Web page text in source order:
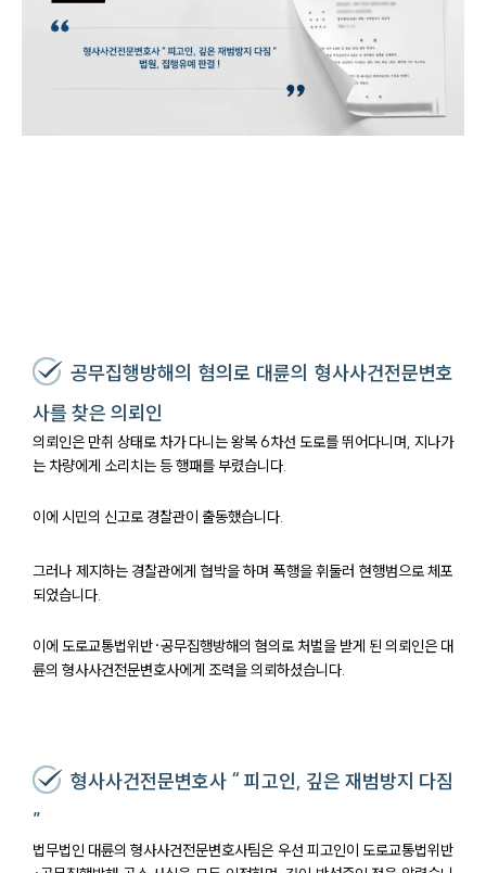
공무집행방해의 혐의로 대륜의 형사사건전문변호
사를 찾은 의뢰인
의뢰인은 만취 상태로 차가 다니는 왕복 6차선 도로를 뛰어다니며, 지나가
는 차량에게 소리치는 등 행패를 부렸습니다.
이에 시민의 신고로 경찰관이 출동했습니다.
그러나 제지하는 경찰관에게 협박을 하며 폭행을 휘둘러 현행범으로 체포
되었습니다.
이에 도로교통법위반·공무집행방해의 혐의로 처벌을 받게 된 의뢰인은 대
륜의 형사사건전문변호사에게 조력을 의뢰하셨습니다.
형사사건전문변호사 “ 피고인, 깊은 재범방지 다짐
”
법무법인 대륜의 형사사건전문변호사팀은 우선 피고인이 도로교통법위반